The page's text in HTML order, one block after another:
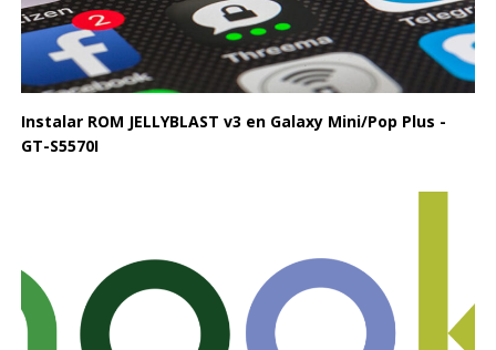
Instalar ROM JELLYBLAST v3 en Galaxy Mini/Pop Plus -
GT-S5570I